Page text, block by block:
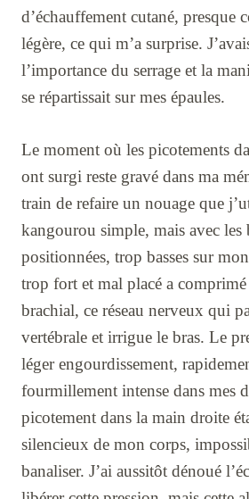
d’échauffement cutané, presque
légère, ce qui m’a surprise.
l’importance du serrage et la
se répartissait sur mes épaules.
Le moment où les picotements
ont surgi reste gravé dans ma
train de refaire un nouage que
kangourou simple, mais avec les
positionnées, trop basses sur
trop fort et mal placé a
brachial, ce réseau nerveux qui
vertébrale et irrigue le bras. Le
léger engourdissement,
fourmillement intense dans mes
picotement dans la main droite
silencieux de mon corps,
banaliser. J’ai aussitôt dénoué